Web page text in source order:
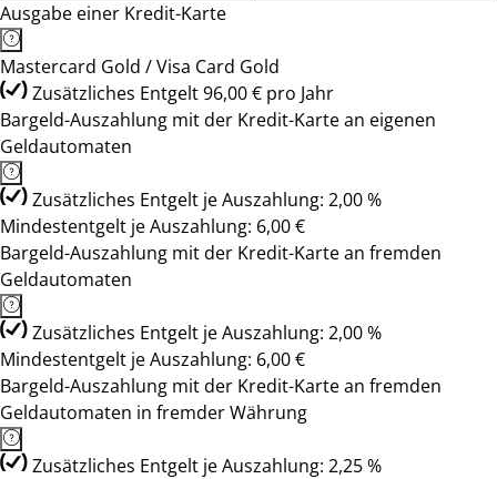
Ausgabe einer Kredit-Karte
Mastercard Gold / Visa Card Gold
Zusätzliches Entgelt 96,00 € pro Jahr
Bargeld-Auszahlung mit der Kredit-Karte an eigenen
Geldautomaten
Zusätzliches Entgelt je Auszahlung: 2,00 %
Mindestentgelt je Auszahlung: 6,00 €
Bargeld-Auszahlung mit der Kredit-Karte an fremden
Geldautomaten
Zusätzliches Entgelt je Auszahlung: 2,00 %
Mindestentgelt je Auszahlung: 6,00 €
Bargeld-Auszahlung mit der Kredit-Karte an fremden
Geldautomaten in fremder Währung
Zusätzliches Entgelt je Auszahlung: 2,25 %